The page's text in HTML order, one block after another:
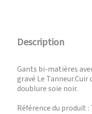
Description
Gants bi-matières
gravé Le
doublure soie noir.
Référence du produit :